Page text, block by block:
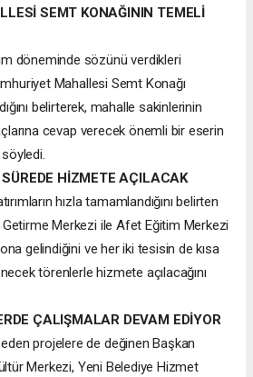
SEMT KONAĞININ TEMELİ
döneminde sözünü verdikleri
Mahallesi Semt Konağı
belirterek, mahalle sakinlerinin
cevap verecek önemli bir eserin
söyledi.
HİZMETE AÇILACAK
hızla tamamlandığını belirten
Getirme Merkezi ile Afet Eğitim Merkezi
gelindiğini ve her iki tesisin de kısa
törenlerle hizmete açılacağını
ÇALIŞMALAR DEVAM EDİYOR
projelere de değinen Başkan
Merkezi, Yeni Belediye Hizmet